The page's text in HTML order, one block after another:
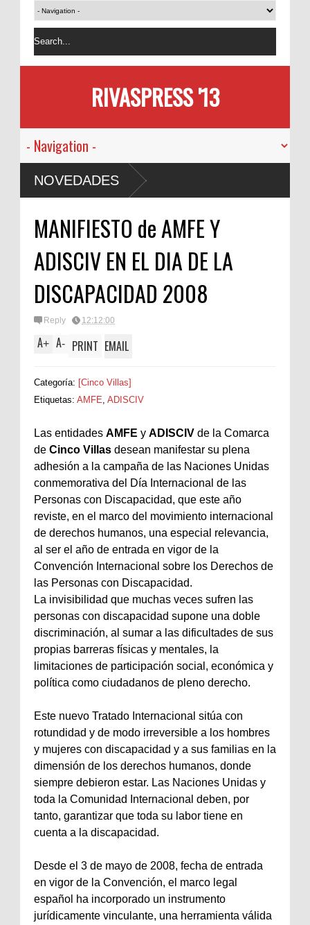
RIVASPRESS '13
NOVEDADES
MANIFIESTO de AMFE Y
ADISCIV EN EL DIA DE LA
DISCAPACIDAD 2008
Reply 12:12:00
A+ A- PRINT EMAIL
Categoría: [Cinco Villas]
Etiquetas: AMFE ADISCIV
Las entidades AMFE y ADISCIV de la Comarca
de Cinco Villas desean manifestar su plena
adhesión a la campaña de las Naciones Unidas
conmemorativa del Día Internacional de las
Personas con Discapacidad, que este año
reviste, en el marco del movimiento internacional
de derechos humanos, una especial relevancia,
al ser el año de entrada en vigor de la
Convención Internacional sobre los Derechos de
las Personas con Discapacidad.
La invisibilidad que muchas veces sufren las
personas con discapacidad supone una doble
discriminación, al sumar a las dificultades de sus
propias barreras físicas y mentales, la
limitaciones de participación social, económica y
política como ciudadanos de pleno derecho.
Este nuevo Tratado Internacional sitúa con
rotundidad y de modo irreversible a los hombres
y mujeres con discapacidad y a sus familias en la
dimensión de los derechos humanos, donde
siempre debieron estar. Las Naciones Unidas y
toda la Comunidad Internacional deben, por
tanto, garantizar que toda su labor tiene en
cuenta a la discapacidad.
Desde el 3 de mayo de 2008, fecha de entrada
en vigor de la Convención, el marco legal
español ha incorporado un instrumento
jurídicamente vinculante, una herramienta válida